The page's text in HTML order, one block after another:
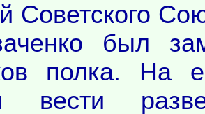
Советского
был
полка. На
вести